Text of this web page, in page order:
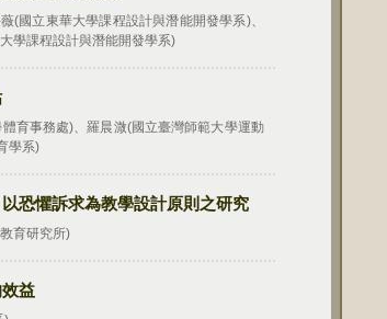
(國立東華大學課程設計與潛能開發學系)、
學課程設計與潛能開發學系)
育事務處)、羅晨溦(國立臺灣師範大學運動
學系)
恐懼訴求為教學設計原則之研究
育研究所)
益